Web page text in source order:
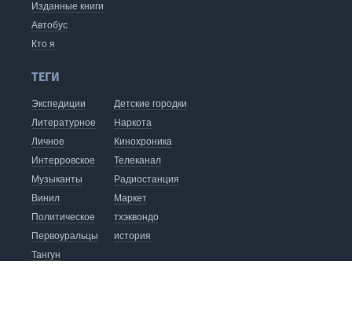
Изданные книги
Автобус
Кто я
ТЕГИ
Экспедиции
Литературное
Личное
Интерровское
Музыканты
Винил
Политическое
Первоуральцы
Детские городки
Наркота
Кинохроника
Телеканал
Радиостанция
Маркет
тхэквондо
история
Тангун